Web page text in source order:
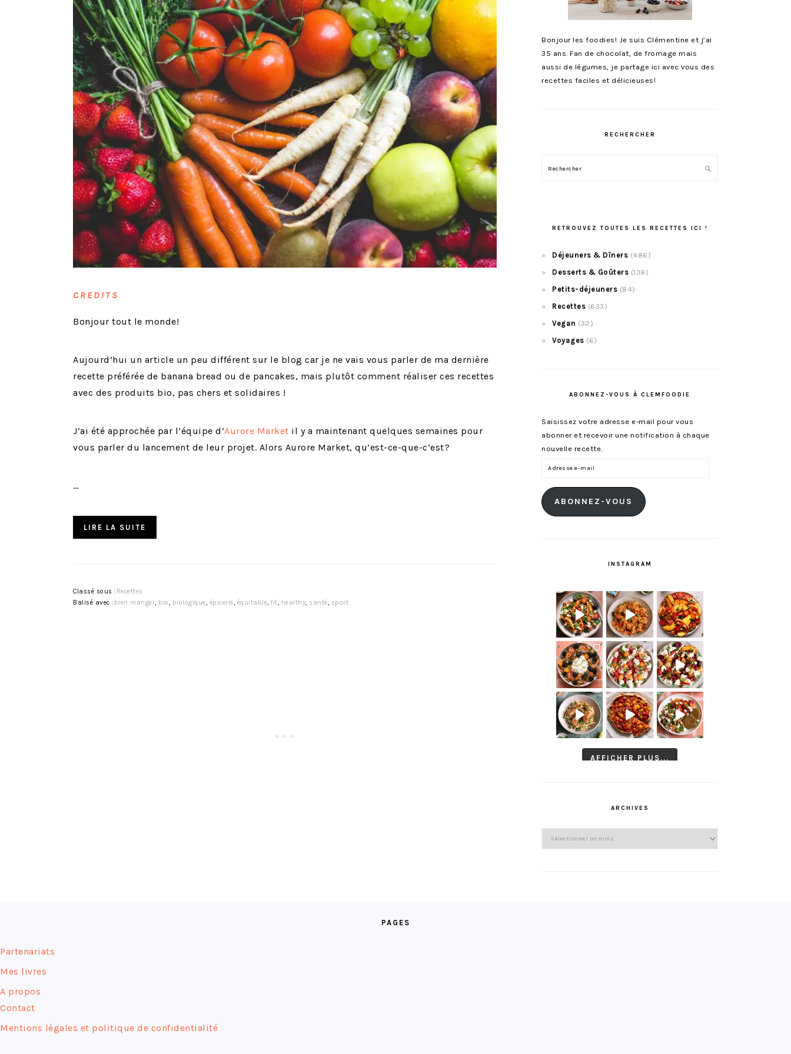
CREDITS
Bonjour tout le monde!
Aujourd’hui un article un peu différent sur le blog car je ne vais vous parler de ma dernière
recette préférée de banana bread ou de pancakes, mais plutôt comment réaliser ces recettes
avec des produits bio, pas chers et solidaires !
J’ai été approchée par l’équipe d’Aurore Market il y a maintenant quelques semaines pour
vous parler du lancement de leur projet. Alors Aurore Market, qu’est-ce-que-c’est?
…
LIRE LA SUITE
Classé sous : Recettes
Balisé avec : bien manger, bio, biologique, épicerie, équitable, fit, healthy, santé, sport
Bonjour les foodies! Je suis Clémentine et j’ai
35 ans. Fan de chocolat, de fromage mais
aussi de légumes, je partage ici avec vous des
recettes faciles et délicieuses!
RECHERCHER
Rechercher
RETROUVEZ TOUTES LES RECETTES ICI !
Déjeuners & Dîners (486)
Desserts & Goûters (138)
Petits-déjeuners (84)
Recettes (633)
Vegan (32)
Voyages (6)
ABONNEZ-VOUS À CLEMFOODIE
Saisissez votre adresse e-mail pour vous
abonner et recevoir une notification à chaque
nouvelle recette.
Adresse
mail
ABONNEZ-VOUS
INSTAGRAM
AFFICHER PLUS...
ARCHIVES
Archives
PAGES
Partenariats
Mes livres
A propos
Contact
Mentions légales et politique de confidentialité